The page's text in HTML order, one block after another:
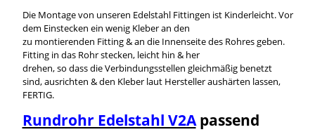
Die Montage von unseren Edelstahl Fittingen ist Kinderleicht. Vor
dem Einstecken ein wenig Kleber an den
zu montierenden Fitting & an die Innenseite des Rohres geben.
Fitting in das Rohr stecken, leicht hin & her
drehen, so dass die Verbindungsstellen gleichmäßig benetzt
sind, ausrichten & den Kleber laut Hersteller aushärten lassen,
FERTIG.
Rundrohr Edelstahl V2Apassend